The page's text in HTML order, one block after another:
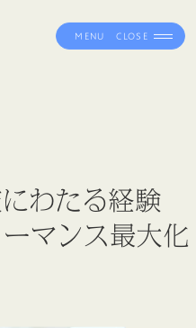
MENU CLOSE
わたる経験
マンス最大化